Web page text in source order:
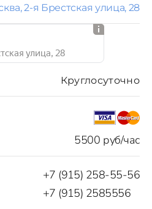
5500 руб/час
Круглосуточно
+7 (915) 258-55-56
+7 (915) 2585556
2-я Брестская улица, 28
улица, 28